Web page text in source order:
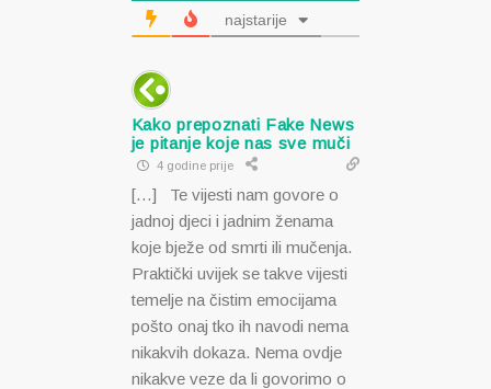
najstarije
Kako prepoznati Fake News
je pitanje koje nas sve muči
4 godine prije
[…] Te vijesti nam govore o
jadnoj djeci i jadnim ženama
koje bježe od smrti ili mučenja.
Praktički uvijek se takve vijesti
temelje na čistim emocijama
pošto onaj tko ih navodi nema
nikakvih dokaza. Nema ovdje
nikakve veze da li govorimo o